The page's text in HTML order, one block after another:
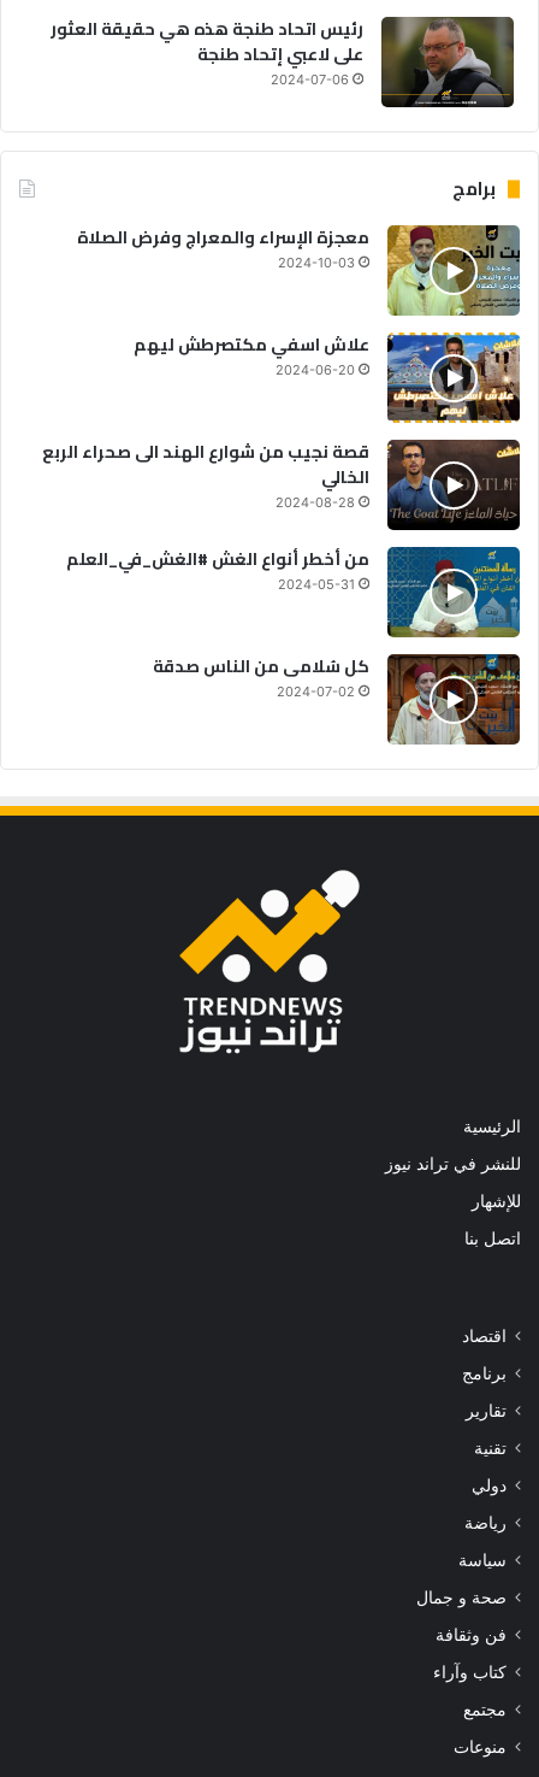
رئيس اتحاد طنجة هذه هي حقيقة العثور
على لاعبي إتحاد طنجة
2024-07-06
برامج
معجزة الإسراء والمعراج وفرض الصلاة
2024-10-03
علاش اسفي مكتصرطش ليهم
2024-06-20
قصة نجيب من شوارع الهند الى صحراء الربع
الخالي
2024-08-28
من أخطر أنواع الغش #الغش_في_العلم
2024-05-31
كل سُلامى من الناس صدقة
2024-07-02
الرئيسية
للنشر في تراند نيوز
للإشهار
اتصل بنا
اقتصاد
برنامج
تقارير
تقنية
دولي
رياضة
سياسة
صحة و جمال
فن وثقافة
كتاب وآراء
مجتمع
منوعات